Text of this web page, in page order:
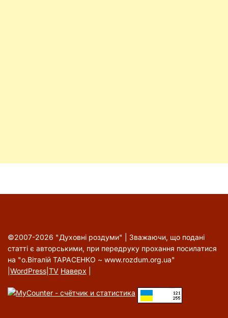
©2007-2026 "Духовні роздуми" | Зважаючи, що подані
статті є авторськими, при передруку прохання посилатися
на "о.Віталій ТАРАСЕНКО ~ www.rozdum.org.ua"
WordPress TV Наверх